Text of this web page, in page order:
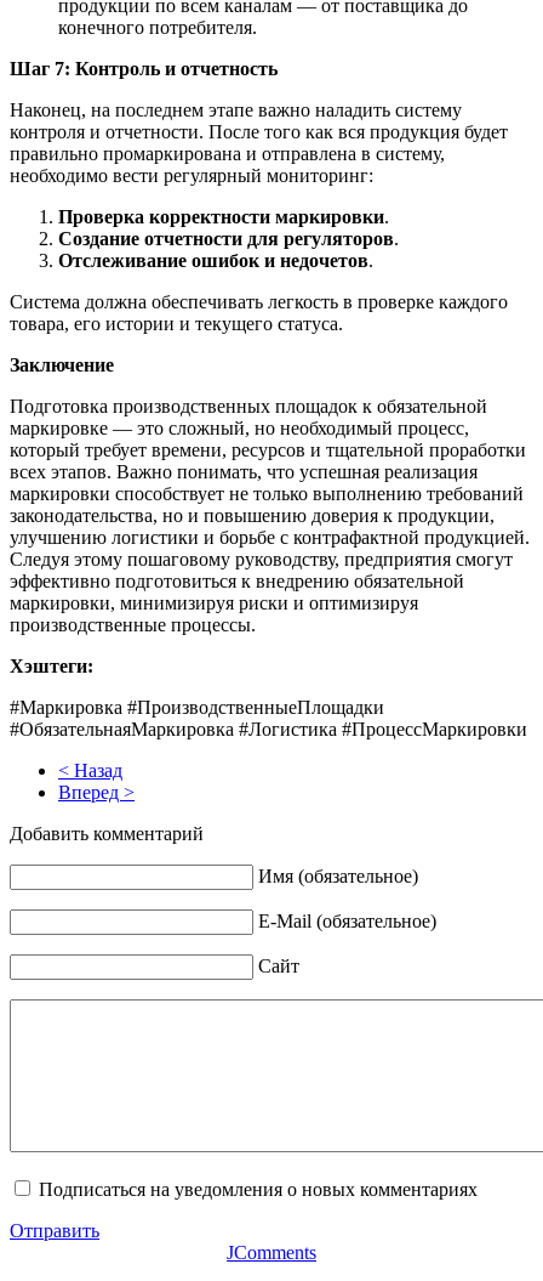
продукции по всем каналам — от поставщика до
конечного потребителя.
Шаг 7: Контроль и отчетность
Наконец, на последнем этапе важно наладить систему
контроля и отчетности. После того как вся продукция будет
правильно промаркирована и отправлена в систему,
необходимо вести регулярный мониторинг:
Проверка корректности маркировки.
Создание отчетности для регуляторов.
Отслеживание ошибок и недочетов.
Система должна обеспечивать легкость в проверке каждого
товара, его истории и текущего статуса.
Заключение
Подготовка производственных площадок к обязательной
маркировке — это сложный, но необходимый процесс,
который требует времени, ресурсов и тщательной проработки
всех этапов. Важно понимать, что успешная реализация
маркировки способствует не только выполнению требований
законодательства, но и повышению доверия к продукции,
улучшению логистики и борьбе с контрафактной продукцией.
Следуя этому пошаговому руководству, предприятия смогут
эффективно подготовиться к внедрению обязательной
маркировки, минимизируя риски и оптимизируя
производственные процессы.
Хэштеги:
#Маркировка #ПроизводственныеПлощадки
#ОбязательнаяМаркировка #Логистика #ПроцессМаркировки
< Назад
Вперед >
Добавить комментарий
Имя (обязательное)
E-Mail (обязательное)
Сайт
Подписаться на уведомления о новых комментариях
Отправить
JComments